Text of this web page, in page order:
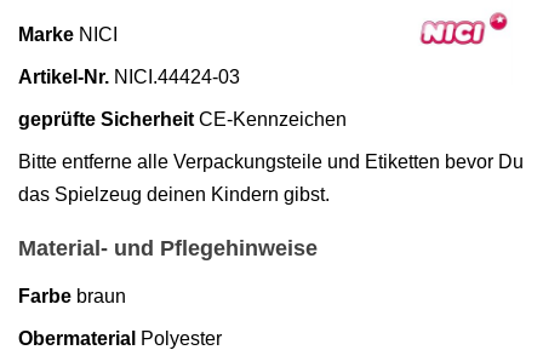
Marke NICI
Artikel-Nr. NICI.44424-03
geprüfte Sicherheit CE-Kennzeichen
Bitte entferne alle Verpackungsteile und Etiketten bevor Du
das Spielzeug deinen Kindern gibst.
Material- und Pflegehinweise
Farbe braun
Obermaterial Polyester